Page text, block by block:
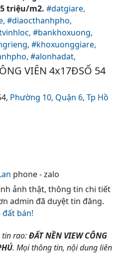
triệu/m2. #datgiare,
#diaocthanhpho,
#bankhoxuong,
#khoxuonggiare,
#alonhadat,
VIÊN 4x17ĐSỐ 54
Phường 10, Quận 6, Tp Hồ
phone - zalo
ảnh thật, thông tin chi tiết
admin đã duyệt tin đăng.
đất bán!
tin rao:ĐẤT NỀN VIEW CÔNG
. Mọi thông tin, nội dung liên